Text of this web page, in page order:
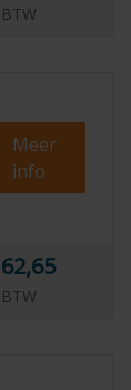
Meer
info